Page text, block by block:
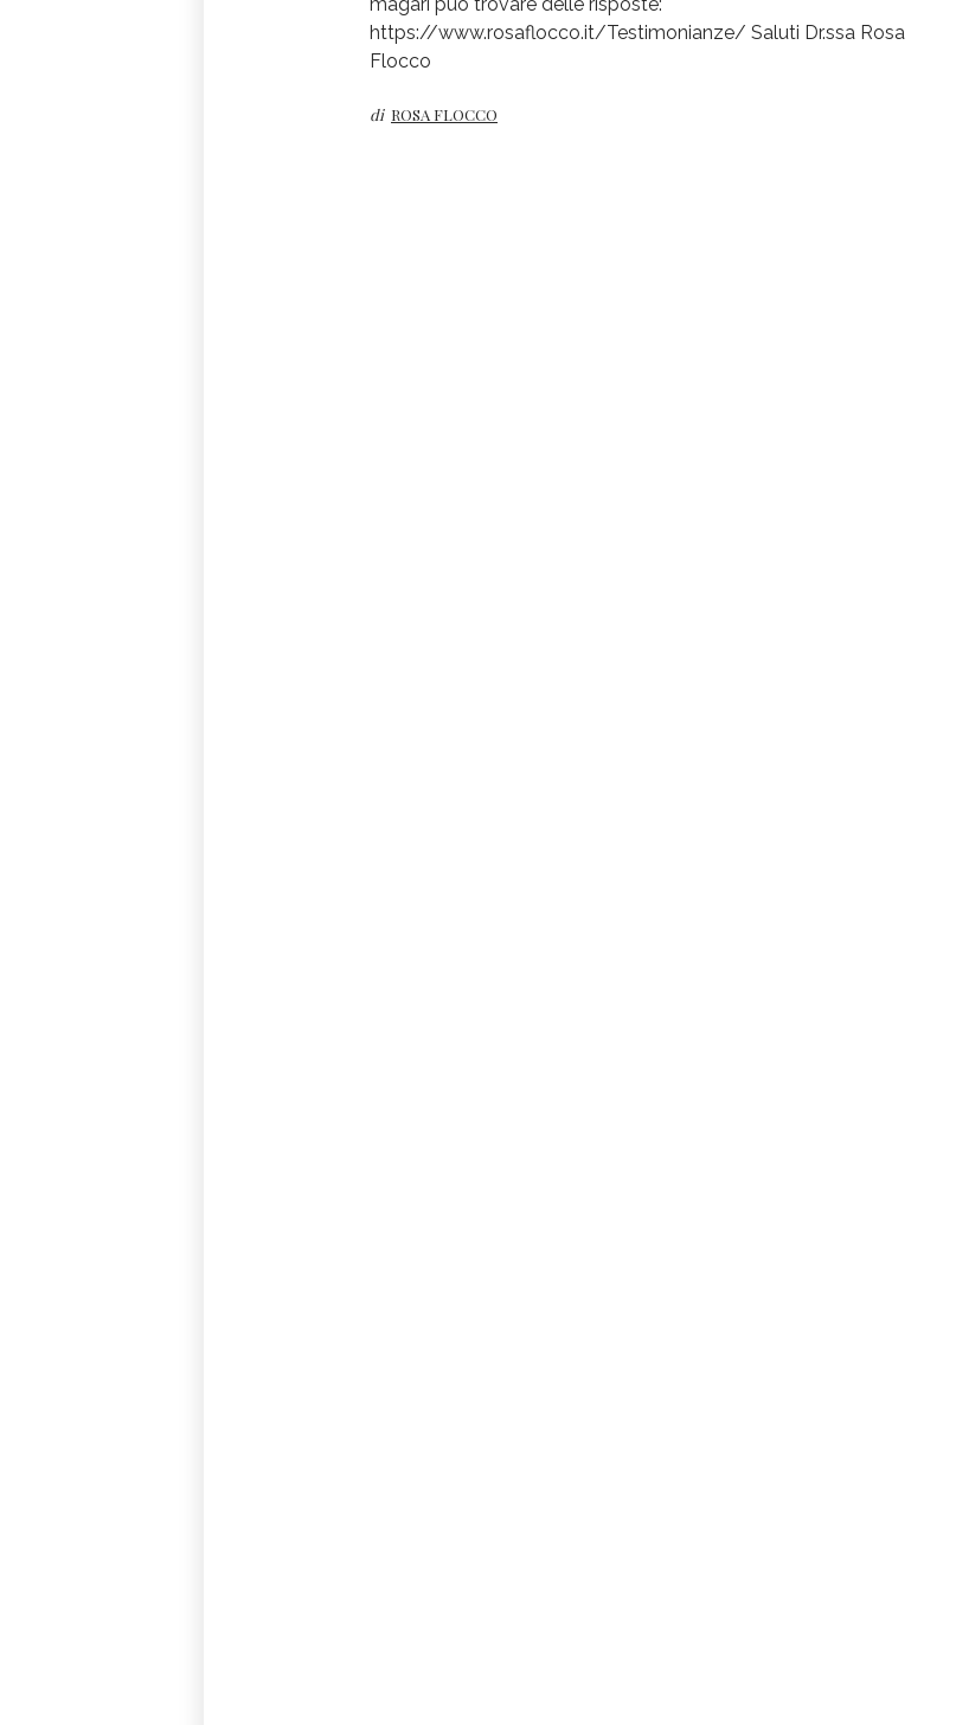
https://www.rosaflocco.it/Testimonianze/ Saluti Dr.ssa Rosa
Flocco
di ROSA FLOCCO